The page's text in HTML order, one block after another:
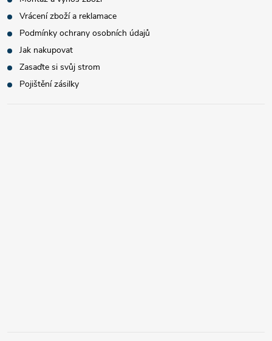
Vrácení zboží a reklamace
Podmínky ochrany osobních údajů
Jak nakupovat
Zasaďte si svůj strom
Pojištění zásilky